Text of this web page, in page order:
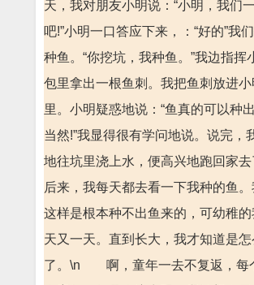
天，我对朋友小明说：“小明，我们
吧!”小明一口答应下来，：“好的”我
种鱼。“你挖坑，我种鱼。”我边指挥
包里拿出一根鱼刺。我把鱼刺放进
里。小明疑惑地说：“鱼真的可以种
当然!”我显得很有学问地说。说完，
地往坑里浇上水，便高兴地跑回
后来，我每天都去看一下我种的鱼
这样是根本种不出鱼来的，可幼稚
天又一天。直到长大，我才知道是
了。\n 啊，童年一去不复返，每